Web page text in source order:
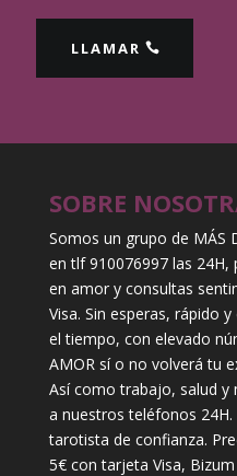
LLAMAR
SOBRE
Somos un grupo de MÁS
en tlf 910076997 las 24H,
en amor y consultas
Visa. Sin esperas, rápido
el tiempo, con elevado
AMOR sí o no volverá tu
Así como trabajo, salud y
a nuestros teléfonos
tarotista de confianza.
5€ con tarjeta Visa,